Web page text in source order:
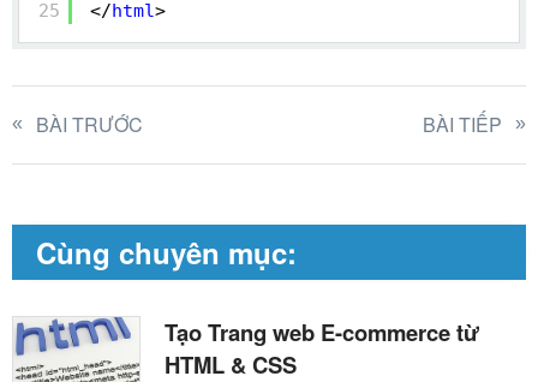
25
</html>
BÀI TRƯỚC BÀI TIẾP
Cùng chuyên mục:
Tạo Trang web E-commerce từ
HTML & CSS